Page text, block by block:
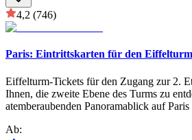
4,2 (746)
Paris: Eintrittskarten für den
Eiffelturm-Tickets für den Zugang zur 2.
Ihnen, die zweite Ebene des Turms zu
atemberaubenden Panoramablick auf Paris
Ab: